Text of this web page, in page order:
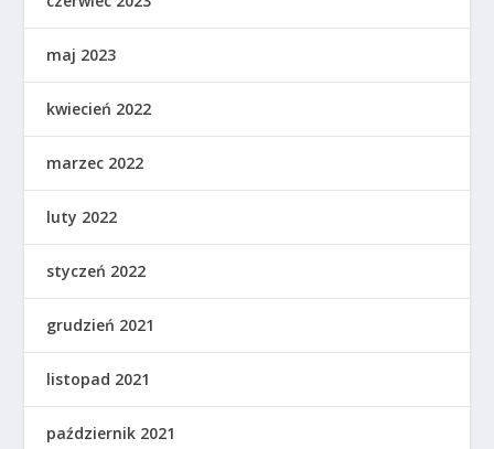
maj 2023
kwiecień 2022
marzec 2022
luty 2022
styczeń 2022
grudzień 2021
listopad 2021
październik 2021